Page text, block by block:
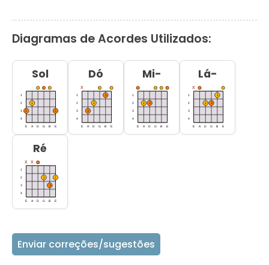
Diagramas de Acordes Utilizados:
Sol Dó Mi- Lá-
Ré
Enviar correções/sugestões